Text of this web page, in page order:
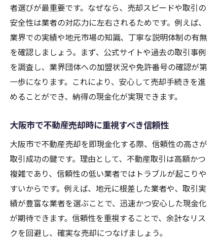
イス
関西の不動産買取業者を活用した売却方法
不動産売却の成功事例から学ぶポイント
関西圏で不動産売却を検討する際の注意点
者選びが最重要です。なぜなら、売却スピードや取引の
安全性は業者の対応力に左右されるためです。例えば、
業界での実績や地元市場の知識、丁寧な説明体制の有無
を確認しましょう。まず、公式サイトや過去の取引事例
を調査し、業界団体への加盟状況や免許番号の確認が第
一歩になります。これにより、安心して売却手続きを進
めることができ、納得の現金化が実現できます。
大阪市で不動産売却時に重視すべき信頼性
大阪市で不動産売却を即現金化する際、信頼性の高さが
取引成功の鍵です。理由として、不動産取引は高額かつ
複雑であり、信頼性の低い業者ではトラブルが起こりや
すいからです。例えば、地元に根差した業者や、取引実
績が豊富な業者を選ぶことで、迅速かつ安心した現金化
が期待できます。信頼性を重視することで、余計なリス
クを回避し、確実な売却につなげましょう。